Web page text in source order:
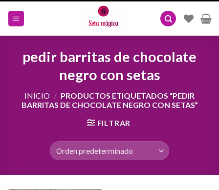
pedir barritas de chocolate
negro con setas
INICIO / PRODUCTOS ETIQUETADOS “PEDIR
BARRITAS DE CHOCOLATE NEGRO CON SETAS”
FILTRAR